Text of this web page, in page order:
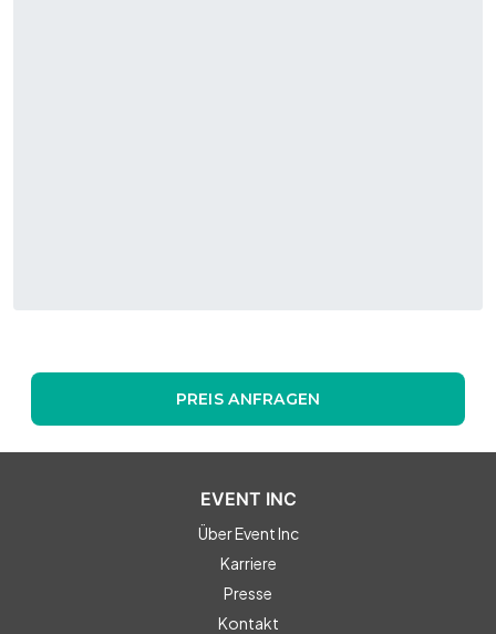
PREIS ANFRAGEN
EVENT INC
Über Event Inc
Karriere
Presse
Kontakt